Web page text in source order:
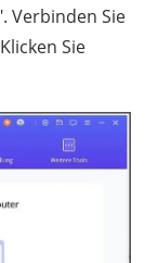
Verbinden Sie
Sie